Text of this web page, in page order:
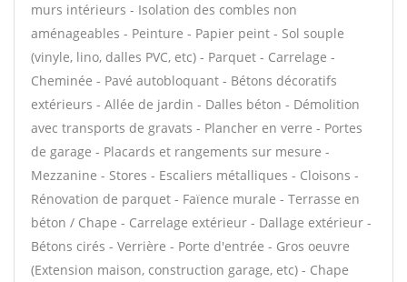
murs intérieurs - Isolation des combles non
aménageables - Peinture - Papier peint - Sol souple
(vinyle, lino, dalles PVC, etc) - Parquet - Carrelage -
Cheminée - Pavé autobloquant - Bétons décoratifs
extérieurs - Allée de jardin - Dalles béton - Démolition
avec transports de gravats - Plancher en verre - Portes
de garage - Placards et rangements sur mesure -
Mezzanine - Stores - Escaliers métalliques - Cloisons -
Rénovation de parquet - Faïence murale - Terrasse en
béton / Chape - Carrelage extérieur - Dallage extérieur -
Bétons cirés - Verrière - Porte d'entrée - Gros oeuvre
(Extension maison, construction garage, etc) - Chape